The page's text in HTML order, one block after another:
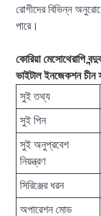
রোগীদের বিভিন্ন
পারে।
কোরিয়া মেসোথেরাপি
ভাইটাল ইনজেকশন চীন
সুই তথ্য
সুই পিন
সুই অনুপ্রবেশ
নিয়ন্ত্রণ
সিরিঞ্জের ধরন
অপারেশন মোড